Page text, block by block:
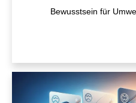
Bewusstsein für